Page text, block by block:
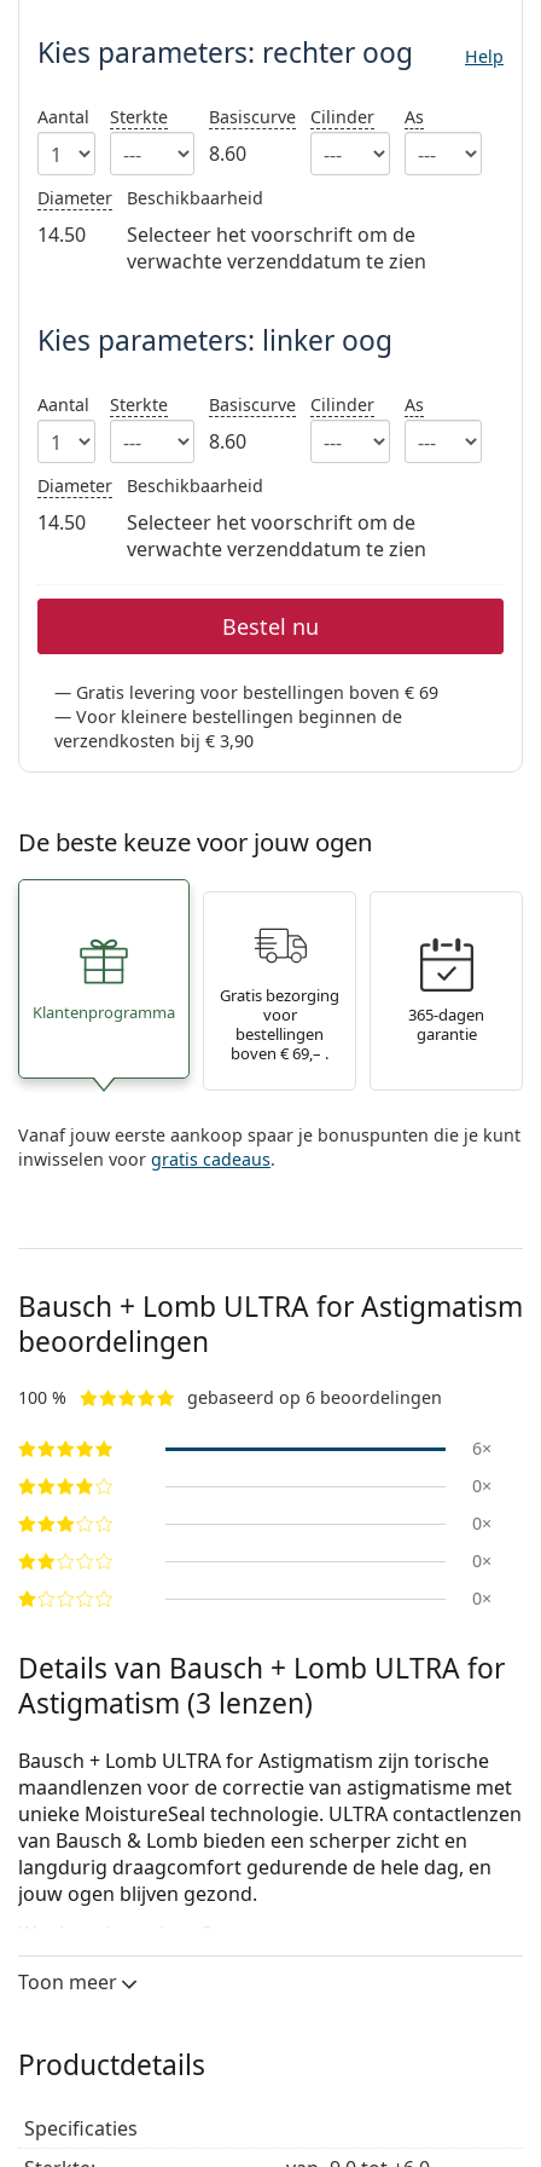
Alle merken
Gucci
Prada
Alle merken
Alle lenzenvloeistoffen
Online
Kies parameters: rechter oog Help
Aantal Sterkte Basiscurve
8.60
Cilinder As
Diameter
14.50
Beschikbaarheid
Selecteer het voorschrift om de
verwachte verzenddatum te zien
Kies parameters: linker oog
Aantal Sterkte Basiscurve
8.60
Cilinder As
Diameter
14.50
Beschikbaarheid
Selecteer het voorschrift om de
verwachte verzenddatum te zien
Bestel nu
Gratis levering voor bestellingen boven € 69
Voor kleinere bestellingen beginnen de
verzendkosten bij € 3,90
De beste keuze voor jouw ogen
Klantenprogramma
Gratis bezorging
voor
bestellingen
boven € 69,– .
365-dagen
garantie
Vanaf jouw eerste aankoop spaar je bonuspunten die je kunt
inwisselen voor gratis cadeaus.
Bausch + Lomb ULTRA for Astigmatism
beoordelingen
100 % gebaseerd op 6 beoordelingen
6×
0×
0×
0×
0×
Details van Bausch + Lomb ULTRA for
Astigmatism (3 lenzen)
Bausch + Lomb ULTRA for Astigmatism zijn torische
maandlenzen voor de correctie van astigmatisme met
unieke MoistureSeal technologie. ULTRA contactlenzen
van Bausch & Lomb bieden een scherper zicht en
langdurig draagcomfort gedurende de hele dag, en
jouw ogen blijven gezond.
Wat is astigmatisme?
Astigmatisme is een cilindrische afwijking waarbij het
Lees meer over wat astigmatisme is.
gebruik van het unieke proces van tweefasige
polymerisatie, dat een onovertroffen
Toon meer
Productdetails
Specificaties